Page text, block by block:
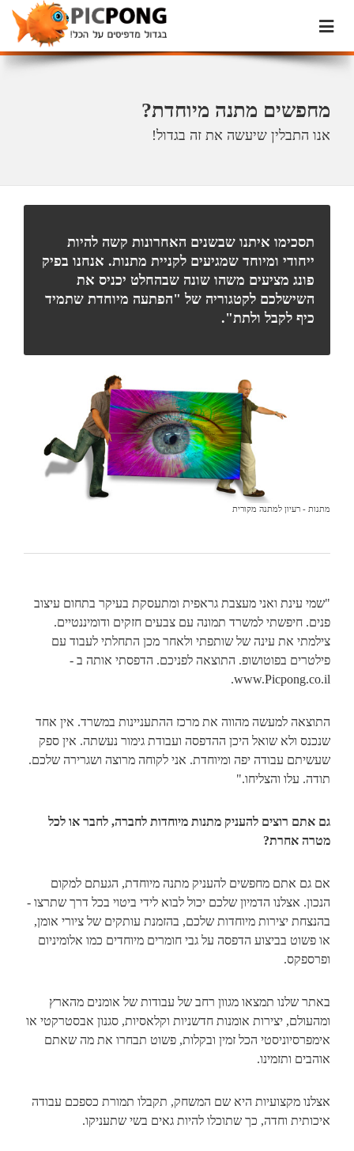
מחפשים מתנה מיוחדת?
אנו התבלין שיעשה את זה בגדול!
תסכימו איתנו שבשנים האחרונות קשה להיות
ייחודי ומיוחד שמגיעים לקניית מתנות. אנחנו בפיק
פונג מציעים משהו שונה שבהחלט יכניס את
השישלכם לקטגוריה של "הפתעה מיוחדת שתמיד
כיף לקבל ולתת".
מתנות - רעיון למתנה מקורית
"שמי עינת ואני מעצבת גראפית ומתעסקת בעיקר בתחום עיצוב
פנים. חיפשתי למשרד תמונה עם צבעים חזקים ודומיננטיים.
צילמתי את עינה של שותפתי ולאחר מכן התחלתי לעבוד עם
פילטרים בפוטושופ. התוצאה לפניכם. הדפסתי אותה ב -
www.Picpong.co.il.
התוצאה למעשה מהווה את מרכז ההתעניינות במשרד. אין אחד
שנכנס ולא שואל היכן ההדפסה ועבודת גימור נעשתה. אין ספק
שעשיתם עבודה יפה ומיוחדת. אני לקוחה מרוצה ושגרירה שלכם.
תודה. עלו והצליחו."
גם אתם רוצים להעניק מתנות מיוחדות לחברה, לחבר או לכל
מטרה אחרת?
אם גם אתם מחפשים להעניק מתנה מיוחדת, הגעתם למקום
הנכון. אצלנו הדמיון שלכם יכול לבוא לידי ביטוי בכל דרך שתרצו -
בהנצחת יצירות מיוחדות שלכם, בהזמנת עותקים של ציורי אומן,
או פשוט בביצוע הדפסה על גבי חומרים מיוחדים כמו אלומיניום
ופרספקס.
באתר שלנו תמצאו מגוון רחב של עבודות של אומנים מהארץ
ומהעולם, יצירות אומנות חדשניות וקלאסיות, סגנון אבסטרקטי או
אימפרסיוניסטי הכל זמין ובקלות, פשוט תבחרו את מה שאתם
אוהבים ותזמינו.
אצלנו מקצועיות היא שם המשחק, תקבלו תמורת כספכם עבודה
איכותית וחדה, כך שתוכלו להיות גאים בשי שתעניקו.